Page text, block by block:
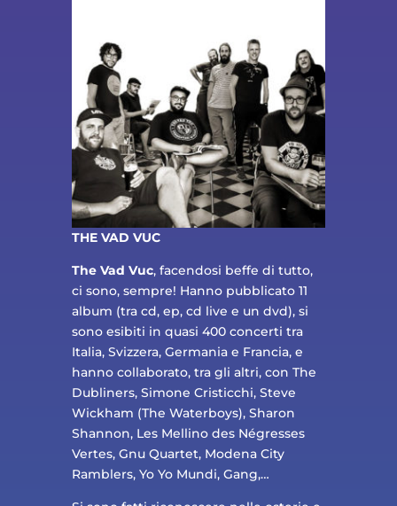
THE VAD VUC
The Vad Vuc, facendosi beffe di tutto,
ci sono, sempre! Hanno pubblicato 11
album (tra cd, ep, cd live e un dvd), si
sono esibiti in quasi 400 concerti tra
Italia, Svizzera, Germania e Francia, e
hanno collaborato, tra gli altri, con The
Dubliners, Simone Cristicchi, Steve
Wickham (The Waterboys), Sharon
Shannon, Les Mellino des Négresses
Vertes, Gnu Quartet, Modena City
Ramblers, Yo Yo Mundi, Gang,…